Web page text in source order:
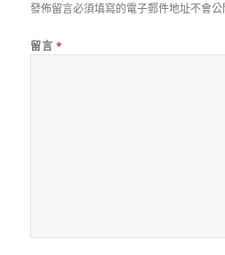
發佈留言必須填寫的電子郵件地址不會公
留言 *